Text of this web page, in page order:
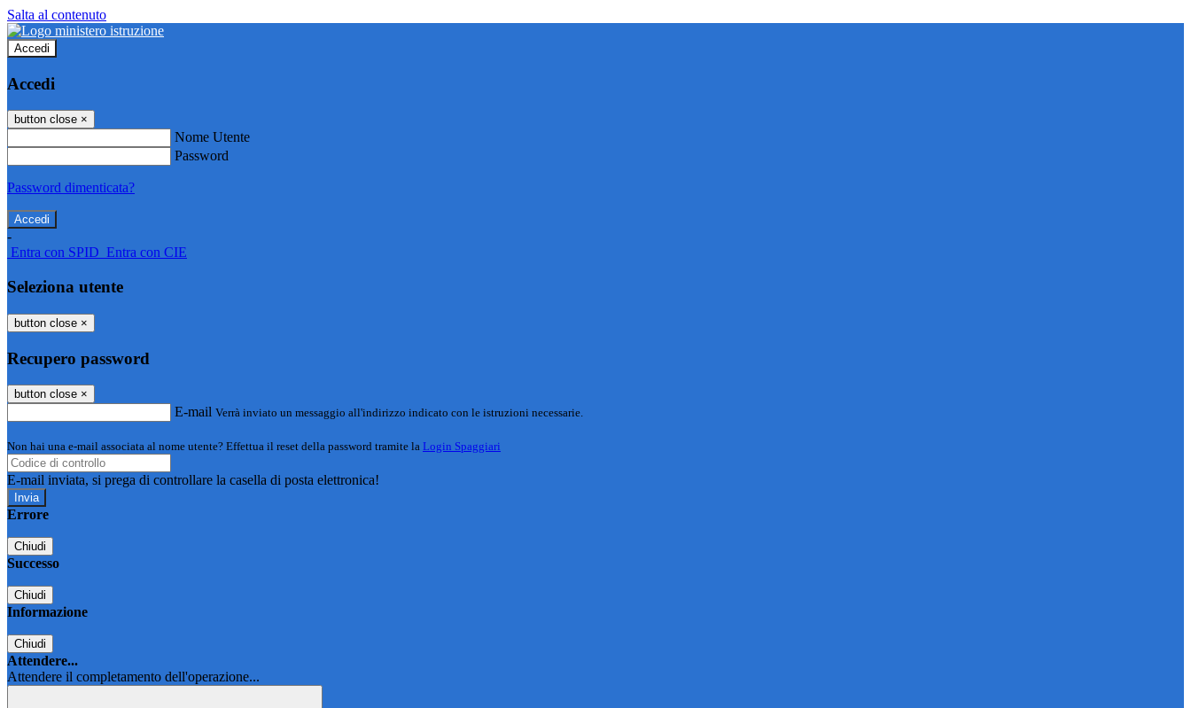
Salta al contenuto
Accedi
Accedi
button close ×
Nome Utente
Password
Password dimenticata?
-
Entra con SPID Entra con CIE
Seleziona utente
button close ×
Recupero password
button close ×
E-mail Verrà inviato un messaggio all'indirizzo indicato con le istruzioni necessarie.
Non hai una e-mail associata al nome utente? Effettua il reset della password tramite la Login Spaggiari
E-mail inviata, si prega di controllare la casella di posta elettronica!
Errore
Chiudi
Successo
Chiudi
Informazione
Chiudi
Attendere...
Attendere il completamento dell'operazione...